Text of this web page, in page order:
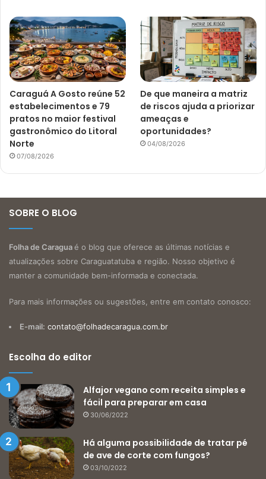
Caraguá A Gosto reúne 52
estabelecimentos e 79
pratos no maior festival
gastronômico do Litoral
Norte
07/08/2026
De que maneira a matriz
de riscos ajuda a priorizar
ameaças e
oportunidades?
04/08/2026
SOBRE O BLOG
Folha de Caraguaé o blog que oferece as últimas notícias e
atualizações sobre Caraguatatuba e região. Nosso objetivo é
manter a comunidade bem-informada e conectada.
Para mais informações ou sugestões, entre em contato conosco:
E-mail: contato@folhadecaragua.com.br
Escolha do editor
Alfajor vegano com receita simples e
fácil para preparar em casa
30/06/2022
Há alguma possibilidade de tratar pé
de ave de corte com fungos?
03/10/2022